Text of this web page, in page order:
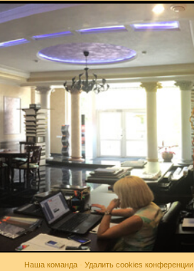
Наша команда Удалить cookies конференции